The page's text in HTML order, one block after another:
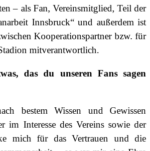
– als Fan, Vereinsmitglied, Teil der
Innsbruck“ und außerdem ist
Kooperationspartner bzw. für
mitverantwortlich.
das du unseren Fans sagen
bestem Wissen und Gewissen
im Interesse des Vereins sowie der
mich für das Vertrauen und die